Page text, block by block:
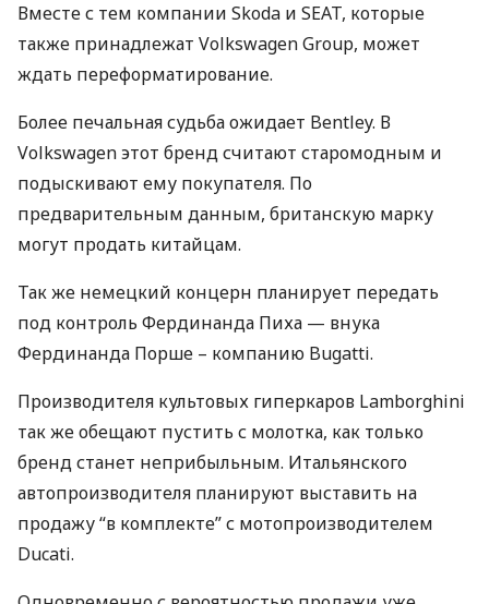
Вместе с тем компании Skoda и SEAT, которые
также принадлежат Volkswagen Group, может
ждать переформатирование.
Более печальная судьба ожидает Bentley. В
Volkswagen этот бренд считают старомодным и
подыскивают ему покупателя. По
предварительным данным, британскую марку
могут продать китайцам.
Так же немецкий концерн планирует передать
под контроль Фердинанда Пиха — внука
Фердинанда Порше – компанию Bugatti.
Производителя культовых гиперкаров Lamborghini
так же обещают пустить с молотка, как только
бренд станет неприбыльным. Итальянского
автопроизводителя планируют выставить на
продажу “в комплекте” с мотопроизводителем
Ducati.